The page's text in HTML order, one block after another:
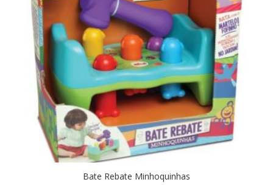
Bate Rebate Minhoquinhas